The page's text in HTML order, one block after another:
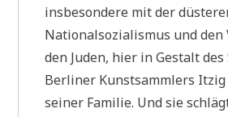
insbesondere mit der
Nationalsozialismus und den
den Juden, hier in Gestalt des
Berliner Kunstsammlers Itzig
seiner Familie. Und sie